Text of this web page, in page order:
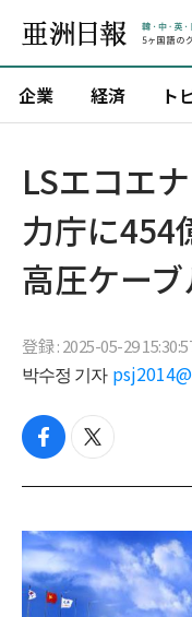
企業 経済 ト
LSエコエ
力庁に454
高圧ケー
登録 : 2025-05-29
박수정 기자
f
c
b
o
o
k
t
i
t
e
r